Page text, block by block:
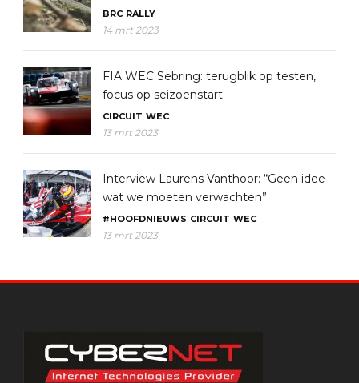
BRC RALLY
14 mrt 2023
FIA WEC Sebring: terugblik op testen,
focus op seizoenstart
CIRCUIT WEC
13 mrt 2023
Interview Laurens Vanthoor: “Geen idee
wat we moeten verwachten”
#HOOFDNIEUWS CIRCUIT WEC
13 mrt 2023